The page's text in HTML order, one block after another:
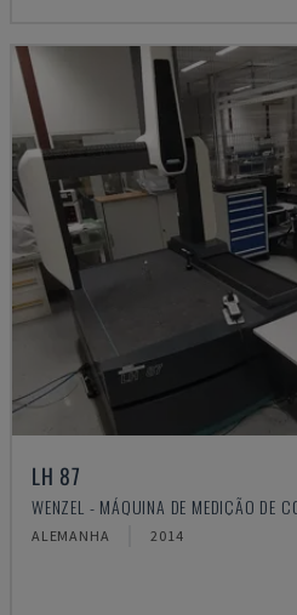
LH 87
WENZEL - MÁQUINA DE MEDIÇÃO DE
ALEMANHA 2014